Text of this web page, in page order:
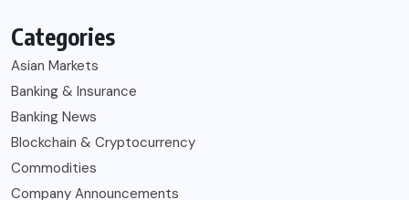
Categories
Asian Markets
Banking & Insurance
Banking News
Blockchain & Cryptocurrency
Commodities
Company Announcements